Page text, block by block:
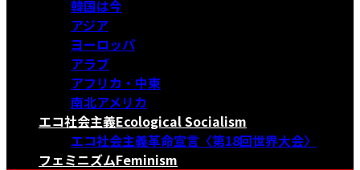
韓国は今
アジア
ヨーロッパ
アラブ
アフリカ・中東
南北アメリカ
エコ社会主義Ecological Socialism
エコ社会主義革命宣言〈第18回世界大会〉
フェミニズムFeminism